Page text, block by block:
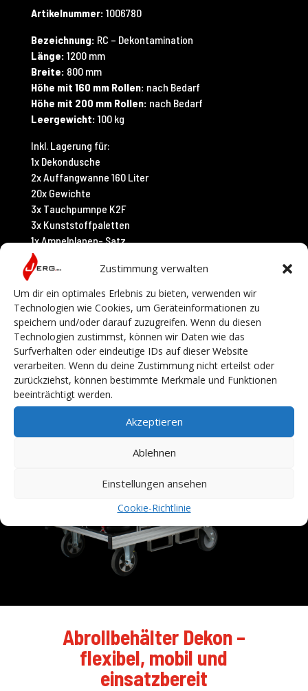
Zustimmung verwalten
Um dir ein optimales Erlebnis zu bieten, verwenden wir
Technologien wie Cookies, um Geräteinformationen zu
speichern und/oder darauf zuzugreifen. Wenn du diesen
Technologien zustimmst, können wir Daten wie das
Surfverhalten oder eindeutige IDs auf dieser Website
verarbeiten. Wenn du deine Zustimmung nicht erteilst oder
zurückziehst, können bestimmte Merkmale und Funktionen
beeinträchtigt werden.
Akzeptieren
Ablehnen
Einstellungen ansehen
Cookie-Richtlinie
Artikelnummer: 1006780
Bezeichnung: RC – Dekontamination
Länge: 1200 mm
Breite: 800 mm
Höhe mit 160 mm Rollen: nach Bedarf
Höhe mit 200 mm Rollen: nach Bedarf
Leergewicht: 100 kg
Inkl. Lagerung für:
1x Dekondusche
2x Auffangwanne 160 Liter
20x Gewichte
3x Tauchpumnpe K2F
3x Kunststoffpaletten
1x Ampelplanen- Satz
1x Faltwanne 2,4×1,8 Meter
5x Warnaufsteller
1x Dekon- Grobreinigungsset
Abrollbehälter Dekon –
flexibel, mobil und
einsatzbereit